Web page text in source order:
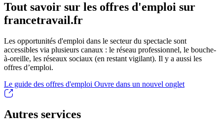
Tout savoir sur les offres d'emploi sur
francetravail.fr
Les opportunités d'emploi dans le secteur du spectacle sont
accessibles via plusieurs canaux : le réseau professionnel, le bouche-
à-oreille, les réseaux sociaux (en restant vigilant). Il y a aussi les
offres d’emploi.
Le guide des offres d'emploi Ouvre dans un nouvel onglet
Autres services